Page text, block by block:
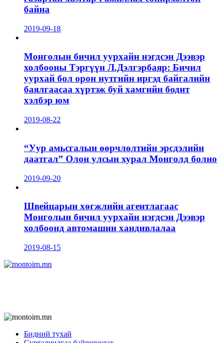
байна
2019-09-18
Монголын бичил уурхайн нэгдсэн Дээвэр
холбооны Тэргүүн Л.Дэлгэрбаяр: Бичил
уурхай бол орон нутгийн иргэд байгалийн
баялгаасаа хүртэж буй хамгийн бодит
хэлбэр юм
2019-08-22
“Уур амьсгалын өөрчлөлтийн эрсдэлийн
даатгал” Олон улсын хурал Монголд болно
2019-09-20
Швейцарын хөгжлийн агентлагаас
Монголын бичил уурхайн нэгдсэн Дээвэр
холбоонд автомашин хандивлалаа
2019-08-15
Бидний тухай